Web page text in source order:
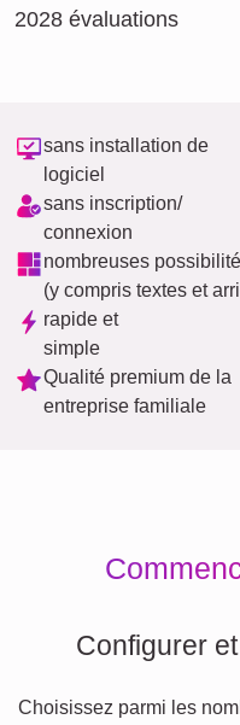
2028 évaluations
sans installation de
logiciel
sans inscription/
connexion
nombreuses
(y compris textes et
rapide et
simple
Qualité premium de la
entreprise familiale
Configurer
Choisissez parmi les